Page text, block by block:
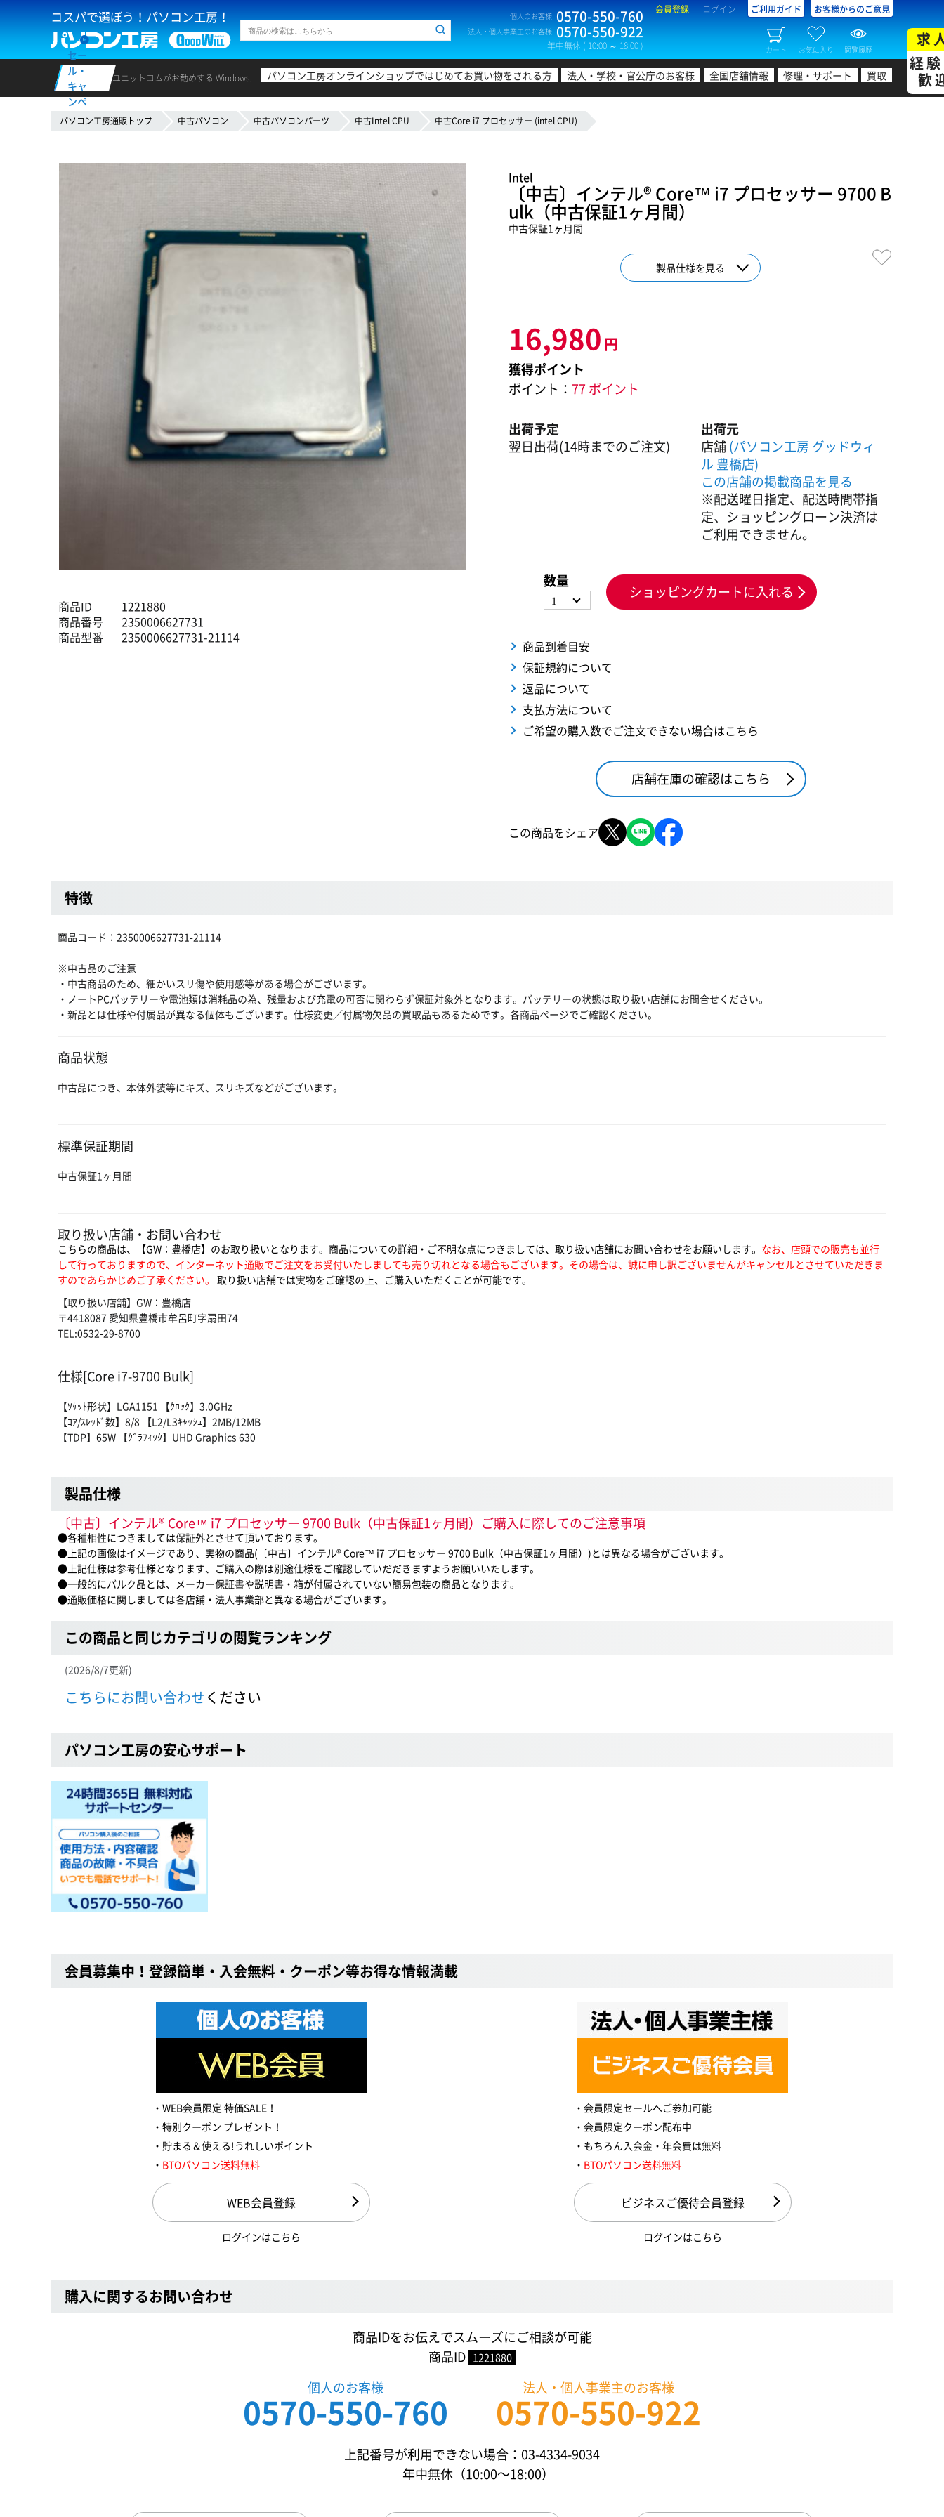
コスパで選ぼう！パソコン工房！ 個人のお客様 0570-550-760
法人・個人事業主のお客様 0570-550-922
年中無休 ( 10:00 ～ 18:00 )
会員登録 ログイン ご利用ガイド お客様からのご意見
カート お気に入り 閲覧履歴
セー
ル・
キャ
ンペ
ーン
ユニットコムがお勧めする Windows. パソコン工房オンラインショップではじめてお買い物をされる方 法人・学校・官公庁のお客様 全国店舗情報 修理・サポート 買取
求
経
歓
パソコン工房通販トップ 中古パソコン 中古パソコンパーツ 中古Intel CPU 中古Core i7 プロセッサー (intel CPU)
商品ID
1221880
商品番号
2350006627731
商品型番
2350006627731-21114
Intel
〔中古〕インテル® Core™ i7 プロセッサー 9700 B
ulk（中古保証1ヶ月間）
中古保証1ヶ月間
製品仕様を見る
16,980 円
獲得ポイント
ポイント： 77 ポイント
出荷予定
翌日出荷(14時までのご注文)
出荷元
店舗(パソコン工房 グッドウィ
ル 豊橋店)
この店舗の掲載商品を見る
※配送曜日指定、配送時間帯指
定、ショッピングローン決済は
ご利用できません。
数量
1 ショッピングカートに入れる
商品到着目安
保証規約について
返品について
支払方法について
ご希望の購入数でご注文できない場合はこちら
店舗在庫の確認はこちら
この商品をシェア
特徴
商品コード：2350006627731-21114
※中古品のご注意
・中古商品のため、細かいスリ傷や使用感等がある場合がございます。
・ノートPCバッテリーや電池類は消耗品の為、残量および充電の可否に関わらず保証対象外となります。バッテリーの状態は取り扱い店舗にお問合せください。
・新品とは仕様や付属品が異なる個体もございます。仕様変更／付属物欠品の買取品もあるためです。各商品ページでご確認ください。
商品状態
中古品につき、本体外装等にキズ、スリキズなどがございます。
標準保証期間
中古保証1ヶ月間
取り扱い店舗・お問い合わせ
こちらの商品は、【GW：豊橋店】のお取り扱いとなります。商品についての詳細・ご不明な点につきましては、取り扱い店舗にお問い合わせをお願いします。 なお、店頭での販売も並行
して行っておりますので、インターネット通販でご注文をお受付いたしましても売り切れとなる場合もございます。その場合は、誠に申し訳ございませんがキャンセルとさせていただきま
すのであらかじめご了承ください。 取り扱い店舗では実物をご確認の上、ご購入いただくことが可能です。
【取り扱い店舗】GW：豊橋店
〒4418087 愛知県豊橋市牟呂町字扇田74
TEL:0532-29-8700
仕様[Core i7-9700 Bulk]
【ｿｹｯﾄ形状】LGA1151 【ｸﾛｯｸ】3.0GHz
【ｺｱ/ｽﾚｯﾄﾞ数】8/8 【L2/L3ｷｬｯｼｭ】2MB/12MB
【TDP】65W 【ｸﾞﾗﾌｨｯｸ】UHD Graphics 630
製品仕様
〔中古〕インテル® Core™ i7 プロセッサー 9700 Bulk（中古保証1ヶ月間）ご購入に際してのご注意事項
●各種相性につきましては保証外とさせて頂いております。
●上記の画像はイメージであり、実物の商品(〔中古〕インテル® Core™ i7 プロセッサー 9700 Bulk（中古保証1ヶ月間）)とは異なる場合がございます。
●上記仕様は参考仕様となります、ご購入の際は別途仕様をご確認していだだきますようお願いいたします。
●一般的にバルク品とは、メーカー保証書や説明書・箱が付属されていない簡易包装の商品となります。
●通販価格に関しましては各店舗・法人事業部と異なる場合がございます。
この商品と同じカテゴリの閲覧ランキング
(2026/8/7更新)
こちらにお問い合わせください
パソコン工房の安心サポート
会員募集中！登録簡単・入会無料・クーポン等お得な情報満載
WEB会員限定 特価SALE！
特別クーポン プレゼント！
貯まる＆使える!うれしいポイント
BTOパソコン送料無料
WEB会員登録
ログインはこちら
会員限定セールへご参加可能
会員限定クーポン配布中
もちろん入会金・年会費は無料
BTOパソコン送料無料
ビジネスご優待会員登録
ログインはこちら
購入に関するお問い合わせ
商品IDをお伝えでスムーズにご相談が可能
商品ID 1221880
個人のお客様
0570-550-760
法人・個人事業主のお客様
0570-550-922
上記番号が利用できない場合：03-4334-9034
年中無休（10:00〜18:00）